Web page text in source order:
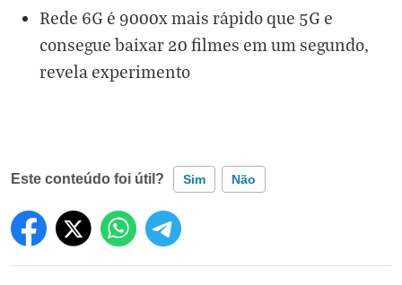
Rede 6G é 9000x mais rápido que 5G e
consegue baixar 20 filmes em um segundo,
revela experimento
Este conteúdo foi útil? Sim Não
Este conteúdo contém informação incorreta